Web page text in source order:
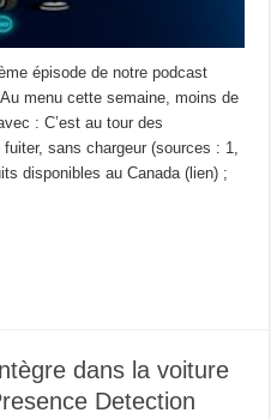
épisode de notre podcast
menu cette semaine, moins de
: C’est au tour des
sans chargeur (sources : 1,
disponibles au Canada (lien) ;
dans la voiture
Detection